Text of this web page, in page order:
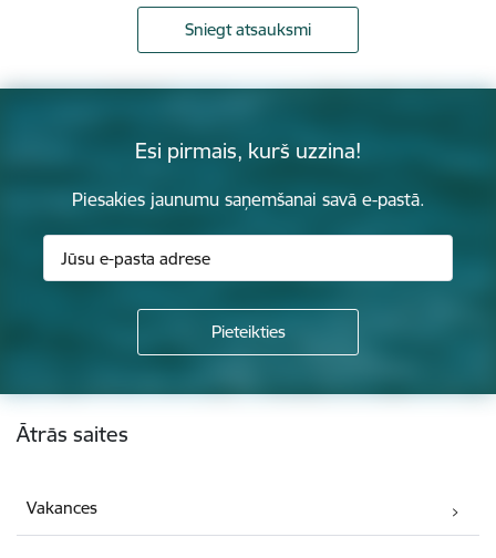
Sniegt atsauksmi
Esi pirmais, kurš uzzina!
Piesakies jaunumu saņemšanai savā e-pastā.
Kājene
Ātrās saites
Vakances